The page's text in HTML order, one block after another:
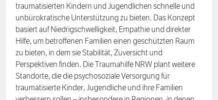
traumatisierten Kindern und Jugendlichen schnelle und
unbürokratische Unterstützung zu bieten. Das Konzept
basiert auf Niedrigschwelligkeit, Empathie und direkter
Hilfe, um betroffenen Familien einen geschützten Raum
zu bieten, in dem sie Stabilität, Zuversicht und
Perspektiven finden. Die Traumahilfe NRW plant weitere
Standorte, die die psychosoziale Versorgung für
traumatisierte Kinder, Jugendliche und ihre Familien